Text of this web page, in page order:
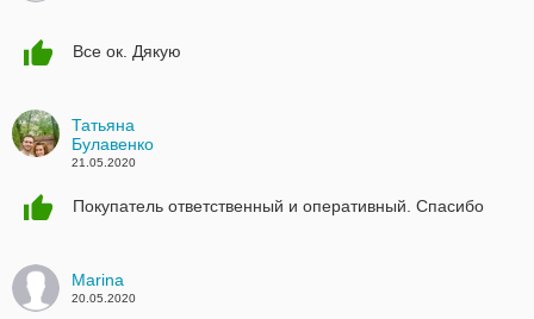
Все ок. Дякую
Татьяна
Булавенко
21.05.2020
Покупатель ответственный и оперативный. Спасибо
Marina
20.05.2020